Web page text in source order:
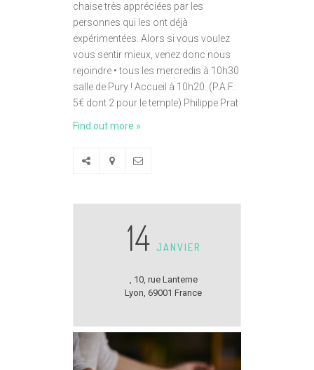
chaise très appréciées par les
personnes qui les ont déjà
expérimentées. Alors si vous voulez
vous sentir mieux, venez donc nous
rejoindre • tous les mercredis à 10h30
salle de Pury ! Accueil à 10h20. (P.A.F.:
5€ dont 2 pour le temple) Philippe Prat
Find out more »
14 JANVIER
, 10, rue Lanterne
Lyon, 69001 France